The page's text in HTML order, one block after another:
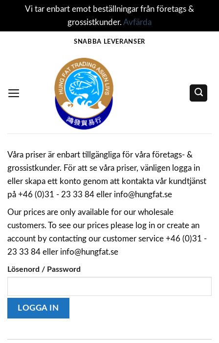
Vi tar enbart emot beställningar från företags &
grossistkunder. Avfärda
SNABBA LEVERANSER
Våra priser är enbart tillgängliga för våra företags- &
grossistkunder. För att se våra priser, vänligen logga in
eller skapa ett konto genom att kontakta vår kundtjänst
på +46 (0)31 - 23 33 84 eller info@hungfat.se
Our prices are only available for our wholesale
customers. To see our prices please log in or create an
account by contacting our customer service +46 (0)31 -
23 33 84 eller info@hungfat.se
Lösenord / Password